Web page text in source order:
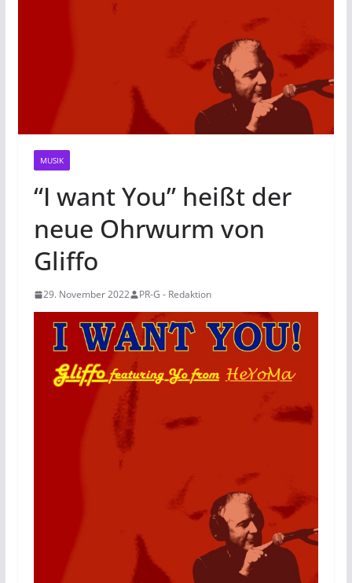
MUSIK
“I want You” heißt der
neue Ohrwurm von
Gliffo
29. November 2022 PR-G - Redaktion